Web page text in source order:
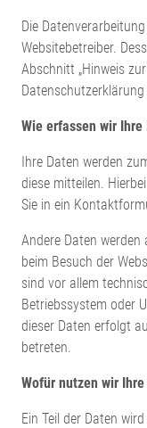
Die
Websitebetreiber.
Abschnitt „Hinweis
Wie erfassen wir Ihre
Ihre Daten werden
diese mitteilen.
Sie in ein
Andere Daten
beim Besuch der
sind vor allem
Betriebssystem oder
dieser Daten erfolgt
betreten.
Wofür nutzen wir Ihre
Ein Teil der Daten